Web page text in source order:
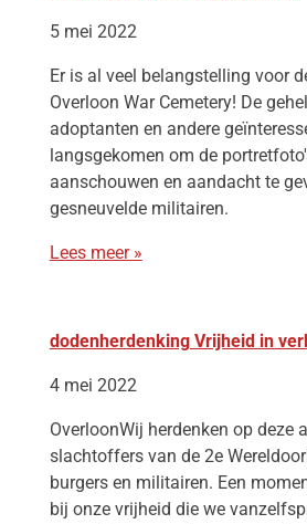
5 mei 2022
Er is al veel belangstelling voor
Overloon War Cemetery! De
adoptanten en andere
langsgekomen om de
aanschouwen en aandacht te
gesneuvelde militairen.
Lees meer »
dodenherdenking Vrijheid in
4 mei 2022
OverloonWij herdenken op deze
slachtoffers van de 2e
burgers en militairen. Een
bij onze vrijheid die we